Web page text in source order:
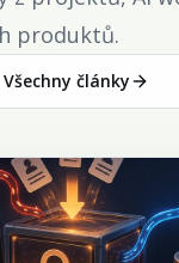
produktů.
Všechny články